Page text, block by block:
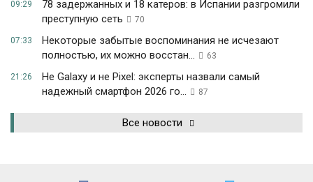
09:29
78 задержанных и 18 катеров: в Испании разгромили
преступную сеть
70
07:33
Некоторые забытые воспоминания не исчезают
полностью, их можно восстан...
63
21:26
Не Galaxy и не Pixel: эксперты назвали самый
надежный смартфон 2026 го...
87
Все новости